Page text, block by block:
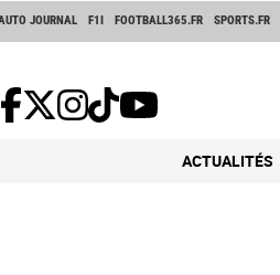
JOURNAL F1I FOOTBALL365.FR SPORTS.FR
ACTUALITÉS